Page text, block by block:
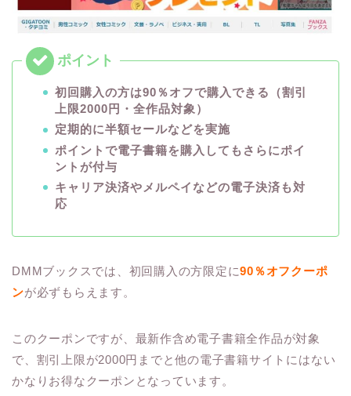
初回購入の方は90％オフで購入できる（割引
上限2000円・全作品対象）
定期的に半額セールなどを実施
ポイントで電子書籍を購入してもさらにポイ
ントが付与
キャリア決済やメルペイなどの電子決済も対
応
DMMブックスでは、初回購入の方限定に90％オフクーポ
ンが必ずもらえます。
このクーポンですが、最新作含め電子書籍全作品が対象
で、割引上限が2000円までと他の電子書籍サイトにはない
かなりお得なクーポンとなっています。